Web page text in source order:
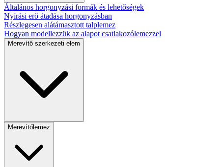
Általános horgonyzási formák és lehetőségek
Nyírási erő átadása horgonyzásban
Részlegesen alátámasztott talplemez
Hogyan modellezzük az alapot csatlakozólemezzel
Merevítő szerkezeti elem
Merevítőlemez